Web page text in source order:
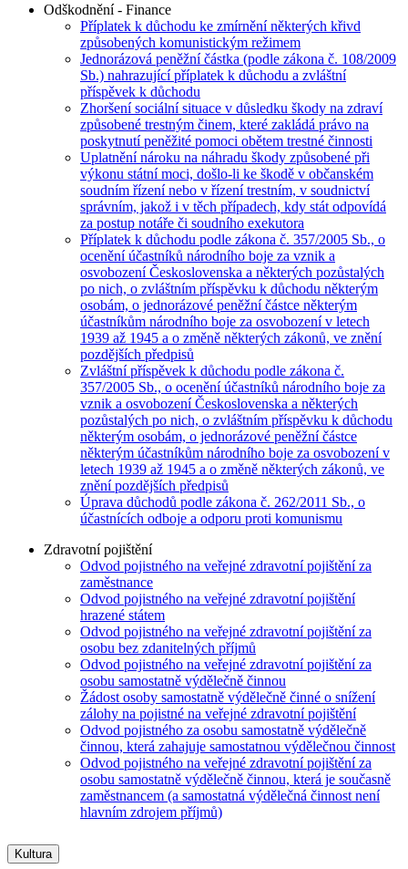
Odškodnění - Finance
Příplatek k důchodu ke zmírnění některých křivd
způsobených komunistickým režimem
Jednorázová peněžní částka (podle zákona č. 108/2009
Sb.) nahrazující příplatek k důchodu a zvláštní
příspěvek k důchodu
Zhoršení sociální situace v důsledku škody na zdraví
způsobené trestným činem, které zakládá právo na
poskytnutí peněžité pomoci obětem trestné činnosti
Uplatnění nároku na náhradu škody způsobené při
výkonu státní moci, došlo-li ke škodě v občanském
soudním řízení nebo v řízení trestním, v soudnictví
správním, jakož i v těch případech, kdy stát odpovídá
za postup notáře či soudního exekutora
Příplatek k důchodu podle zákona č. 357/2005 Sb., o
ocenění účastníků národního boje za vznik a
osvobození Československa a některých pozůstalých
po nich, o zvláštním příspěvku k důchodu některým
osobám, o jednorázové peněžní částce některým
účastníkům národního boje za osvobození v letech
1939 až 1945 a o změně některých zákonů, ve znění
pozdějších předpisů
Zvláštní příspěvek k důchodu podle zákona č.
357/2005 Sb., o ocenění účastníků národního boje za
vznik a osvobození Československa a některých
pozůstalých po nich, o zvláštním příspěvku k důchodu
některým osobám, o jednorázové peněžní částce
některým účastníkům národního boje za osvobození v
letech 1939 až 1945 a o změně některých zákonů, ve
znění pozdějších předpisů
Úprava důchodů podle zákona č. 262/2011 Sb., o
účastnících odboje a odporu proti komunismu
Zdravotní pojištění
Odvod pojistného na veřejné zdravotní pojištění za
zaměstnance
Odvod pojistného na veřejné zdravotní pojištění
hrazené státem
Odvod pojistného na veřejné zdravotní pojištění za
osobu bez zdanitelných příjmů
Odvod pojistného na veřejné zdravotní pojištění za
osobu samostatně výdělečně činnou
Žádost osoby samostatně výdělečně činné o snížení
zálohy na pojistné na veřejné zdravotní pojištění
Odvod pojistného za osobu samostatně výdělečně
činnou, která zahajuje samostatnou výdělečnou činnost
Odvod pojistného na veřejné zdravotní pojištění za
osobu samostatně výdělečně činnou, která je současně
zaměstnancem (a samostatná výdělečná činnost není
hlavním zdrojem příjmů)
Kultura